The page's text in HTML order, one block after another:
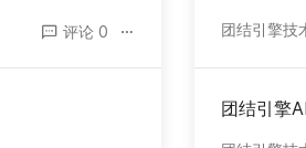
评论 0 团结引擎技
团结引擎